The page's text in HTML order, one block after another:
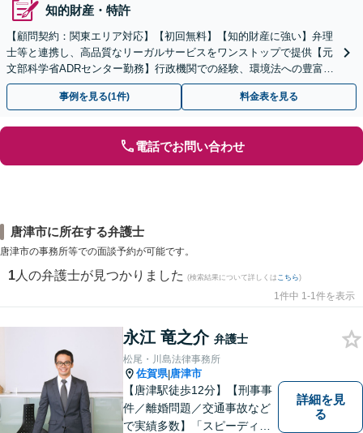
知的財産・特許
【顧問契約：関東エリア対応】【初回無料】【知的財産に強い】弁理
士等と連携し、高品質なリーガルサービスをワンストップで提供【元
文部科学省ADRセンター勤務】行政機関での経験、環境法への豊富な
知識を活かし、事業者さまの抱える問題を解決へ導きます
事例を見る(1件) 料金表を見る
電話でお問い合わせ
唐津市に所在する弁護士
唐津市の事務所等での面談予約が可能です。
1 人の弁護士が見つかりました (検索結果について詳しくは こちら)
1件中 1-1件を表示
永江 竜之介 弁護士
松尾・川島法律事務所
佐賀県|唐津市
【唐津駅徒歩12分】【刑事事
件／離婚問題／交通事故など
で実績多数】「スピーディで
詳細を見
る